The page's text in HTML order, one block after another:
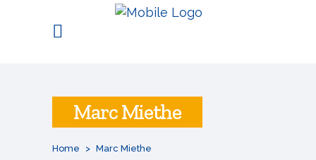
Marc Miethe
Home > Marc Miethe